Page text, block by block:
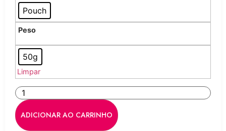
Pouch
Peso
50g
Limpar
ADICIONAR AO CARRINHO